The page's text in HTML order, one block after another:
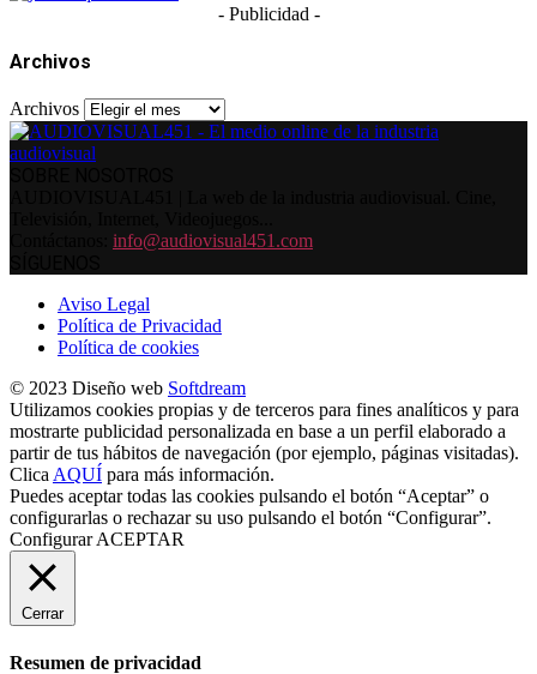
- Publicidad -
Archivos
Archivos
info@audiovisual451.com
Aviso Legal
Política de Privacidad
Política de cookies
© 2023 Diseño web Softdream
Utilizamos cookies propias y de terceros para fines analíticos y para
mostrarte publicidad personalizada en base a un perfil elaborado a
partir de tus hábitos de navegación (por ejemplo, páginas visitadas).
ClicaAQUÍ para más información.
Puedes aceptar todas las cookies pulsando el botón “Aceptar” o
configurarlas o rechazar su uso pulsando el botón “Configurar”.
ConfigurarACEPTAR
Cerrar
Resumen de privacidad